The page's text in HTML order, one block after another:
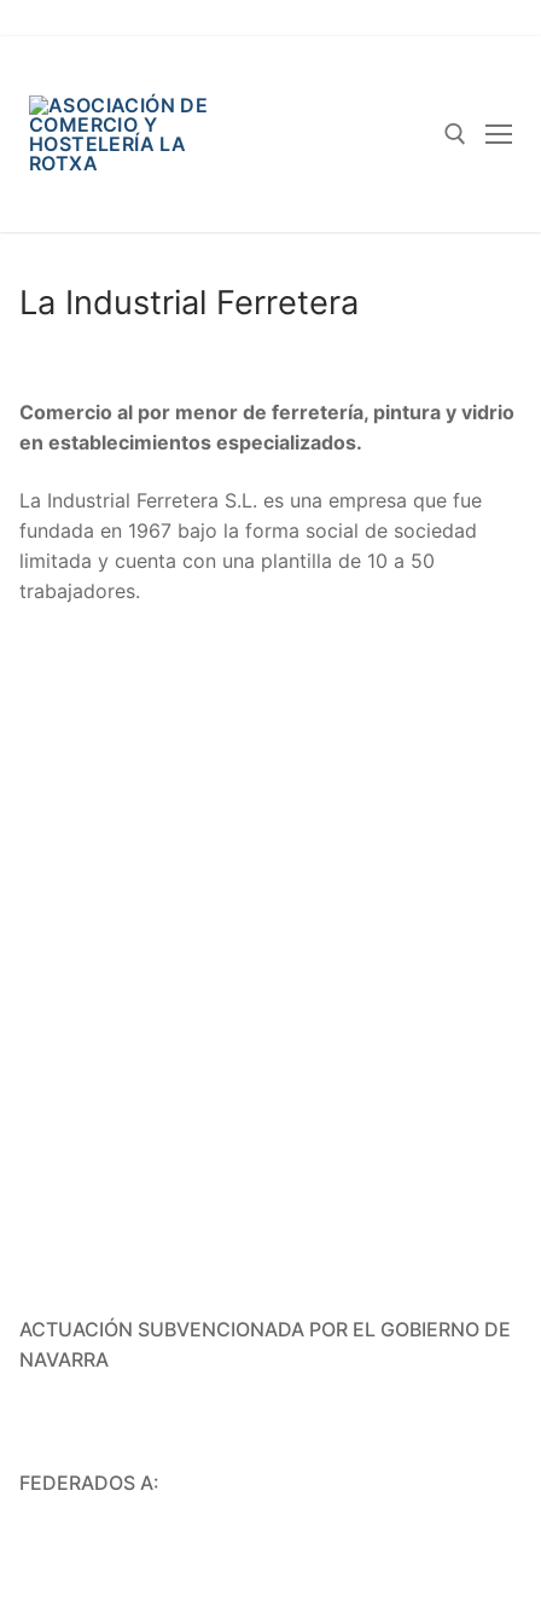
La Industrial Ferretera
Comercio al por menor de ferretería, pintura y vidrio
en establecimientos especializados.
La Industrial Ferretera S.L. es una empresa que fue
fundada en 1967 bajo la forma social de sociedad
limitada y cuenta con una plantilla de 10 a 50
trabajadores.
ACTUACIÓN SUBVENCIONADA POR EL GOBIERNO DE
NAVARRA
FEDERADOS A: